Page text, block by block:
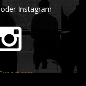
Instagram